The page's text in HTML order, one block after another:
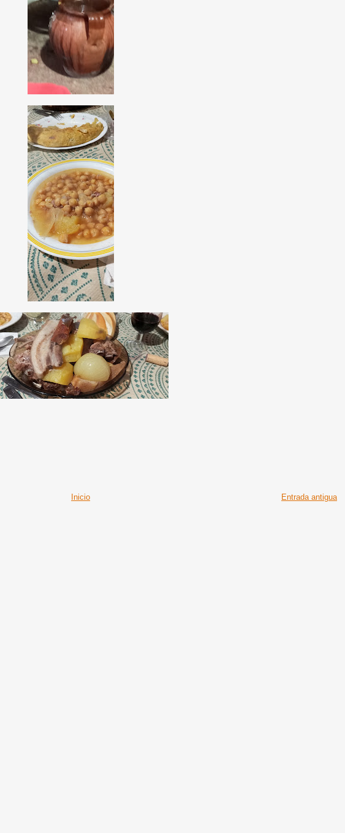
Entrada antigua
Inicio